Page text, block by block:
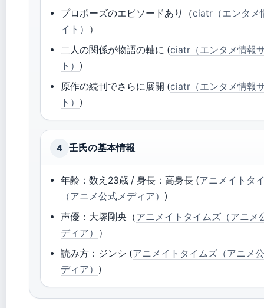
プロポーズのエピソードあり（ciatr（エンタメ
イト） ）
二人の関係が物語の軸に (ciatr（エンタメ情報
ト） )
原作の続刊でさらに展開 (ciatr（エンタメ情報
ト） )
4 壬氏の基本情報
年齢：数え23歳 / 身長：高身長 (アニメイトタ
（アニメ公式メディア） )
声優：大塚剛央（アニメイトタイムズ（アニメ
ディア） ）
読み方：ジンシ (アニメイトタイムズ（アニメ
ディア） )